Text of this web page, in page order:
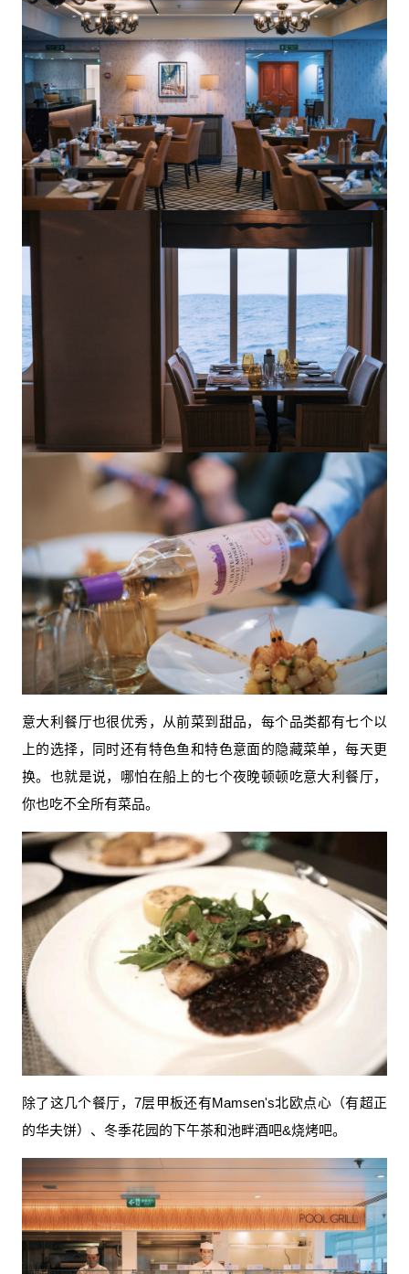
意大利餐厅也很优秀，从前菜到甜品，每个品类都有七个以
上的选择，同时还有特色鱼和特色意面的隐藏菜单，每天更
换。也就是说，哪怕在船上的七个夜晚顿顿吃意大利餐厅，
你也吃不全所有菜品。
除了这几个餐厅，7层甲板还有Mamsen's北欧点心（有超正
的华夫饼）、冬季花园的下午茶和池畔酒吧&烧烤吧。